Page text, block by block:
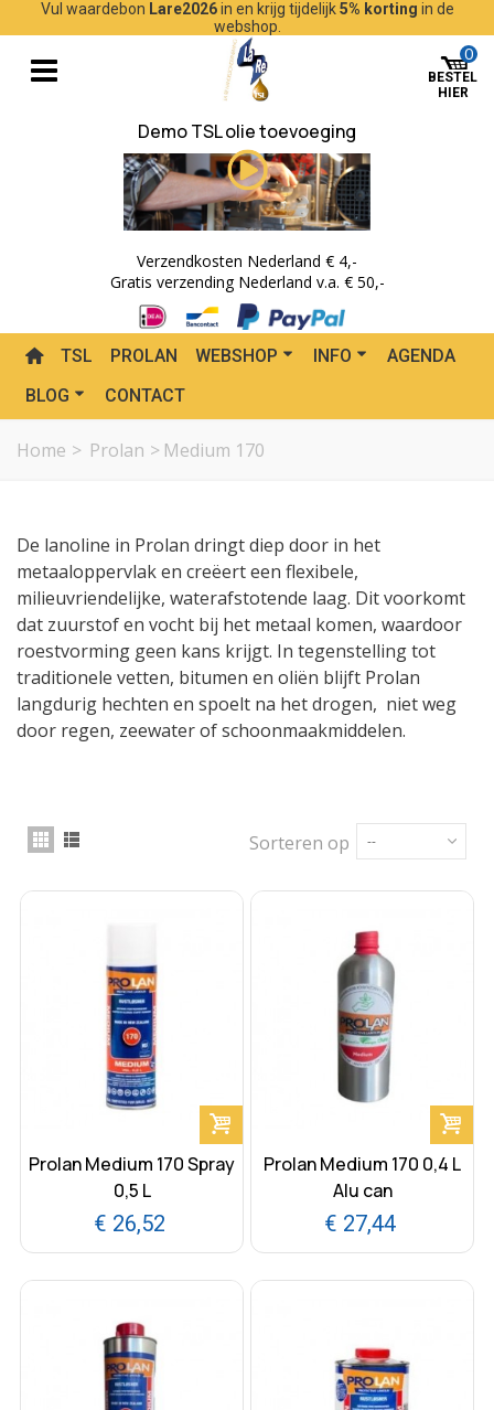
Vul waardebon Lare2026in en krijg tijdelijk5% korting in de
webshop.
0
Demo TSL olie toevoeging
Verzendkosten Nederland € 4,-
Gratis verzending Nederland v.a. € 50,-
TSL PROLAN WEBSHOP INFO
AGENDA
BLOG
CONTACT
Home > Prolan > Medium 170
De lanoline in Prolan dringt diep door in het
metaaloppervlak en creëert een flexibele,
milieuvriendelijke, waterafstotende laag. Dit voorkomt
dat zuurstof en vocht bij het metaal komen, waardoor
roestvorming geen kans krijgt. In tegenstelling tot
traditionele vetten, bitumen en oliën blijft Prolan
langdurig hechten en spoelt na het drogen, niet weg
door regen, zeewater of schoonmaakmiddelen.
Sorteren op --
Prolan Medium 170 Spray
0,5 L
€ 26,52
Prolan Medium 170 0,4 L
Alu can
€ 27,44